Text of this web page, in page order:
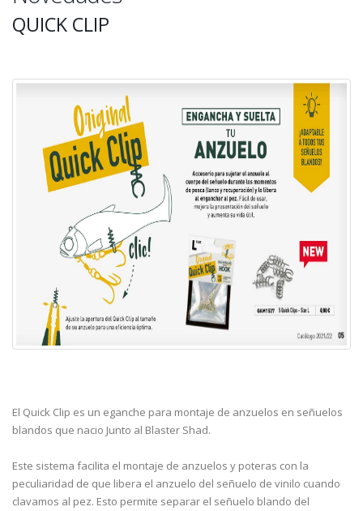
QUICK CLIP
El Quick Clip es un eganche para montaje de anzuelos en señuelos
blandos que nacio Junto al Blaster Shad.
Este sistema facilita el montaje de anzuelos y poteras con la
peculiaridad de que libera el anzuelo del señuelo de vinilo cuando
clavamos al pez. Esto permite separar el señuelo blando del